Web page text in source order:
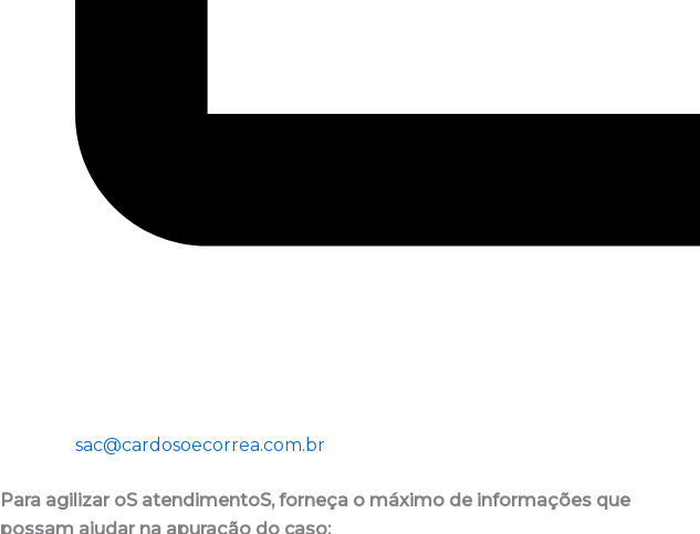
sac@cardosoecorrea.com.br
Para agilizar oS atendimentoS, forneça o máximo de informações que
possam ajudar na apuração do caso: